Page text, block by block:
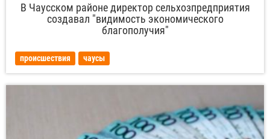
В Чаусском районе директор сельхозпредприятия
создавал "видимость экономического
благополучия"
происшествия чаусы